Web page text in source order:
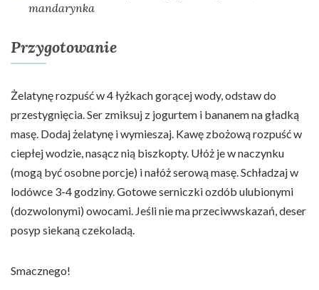
mandarynka
Przygotowanie
Żelatynę rozpuść w 4 łyżkach gorącej wody, odstaw do
przestygnięcia. Ser zmiksuj z jogurtem i bananem na gładką
masę. Dodaj żelatynę i wymieszaj. Kawę zbożową rozpuść w
ciepłej wodzie, nasącz nią biszkopty. Ułóż je w naczynku
(mogą być osobne porcje) i nałóż serową masę. Schładzaj w
lodówce 3-4 godziny. Gotowe serniczki ozdób ulubionymi
(dozwolonymi) owocami. Jeśli nie ma przeciwwskazań, deser
posyp siekaną czekoladą.
Smacznego!